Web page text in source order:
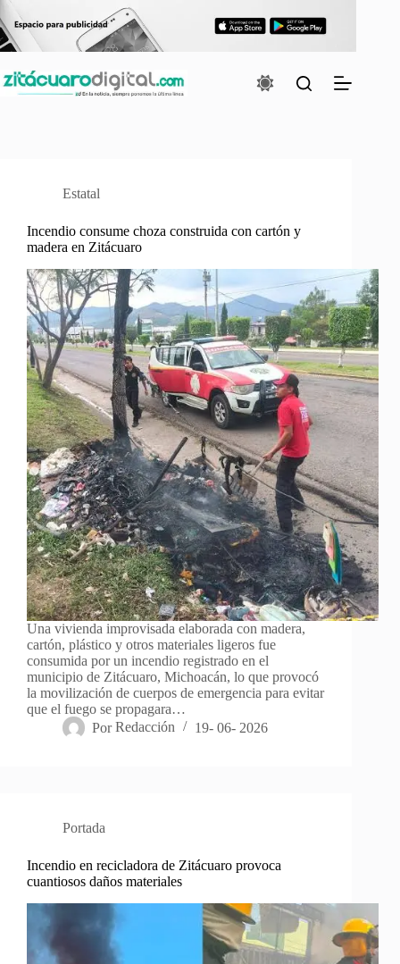
al
contenido
Estatal
Incendio consume choza construida con cartón y
madera en Zitácuaro
Una vivienda improvisada elaborada con madera,
cartón, plástico y otros materiales ligeros fue
consumida por un incendio registrado en el
municipio de Zitácuaro, Michoacán, lo que provocó
la movilización de cuerpos de emergencia para evitar
que el fuego se propagara…
Por Redacción 19- 06- 2026
Portada
Incendio en recicladora de Zitácuaro provoca
cuantiosos daños materiales